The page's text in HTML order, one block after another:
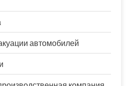
автомобилей